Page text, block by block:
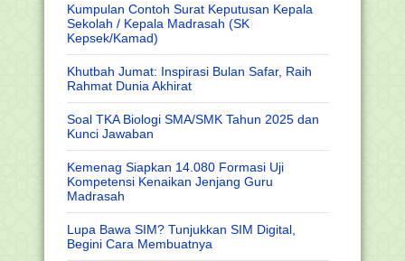
Kumpulan Contoh Surat Keputusan Kepala
Sekolah / Kepala Madrasah (SK
Kepsek/Kamad)
Khutbah Jumat: Inspirasi Bulan Safar, Raih
Rahmat Dunia Akhirat
Soal TKA Biologi SMA/SMK Tahun 2025 dan
Kunci Jawaban
Kemenag Siapkan 14.080 Formasi Uji
Kompetensi Kenaikan Jenjang Guru
Madrasah
Lupa Bawa SIM? Tunjukkan SIM Digital,
Begini Cara Membuatnya